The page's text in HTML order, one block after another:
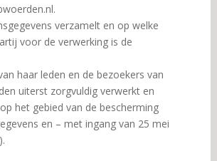
verzamelt en op welke
voor de verwerking is de
haar leden en de bezoekers van
uiterst zorgvuldig verwerkt en
het gebied van de bescherming
en – met ingang van 25 mei